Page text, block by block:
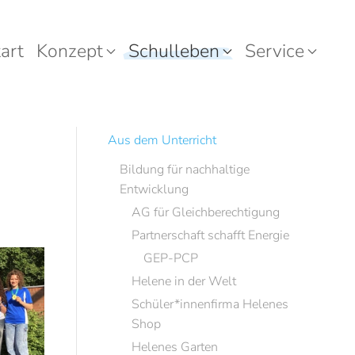
Konzept Schulleben Service
Aus dem Unterricht
Bildung für nachhaltige
Entwicklung
AG für Gleichberechtigung
Partnerschaft schafft Energie
GEP-PCP
Helene in der Welt
Schüler*innenfirma Helenes
Shop
Helenes Garten